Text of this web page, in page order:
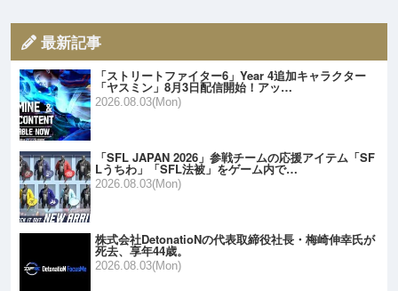
最新記事
「ストリートファイター6」Year 4追加キャラクター
「ヤスミン」8月3日配信開始！アッ…
2026.08.03(Mon)
「SFL JAPAN 2026」参戦チームの応援アイテム「SF
Lうちわ」「SFL法被」をゲーム内で…
2026.08.03(Mon)
株式会社DetonatioNの代表取締役社長・梅崎伸幸氏が
死去、享年44歳。
2026.08.03(Mon)